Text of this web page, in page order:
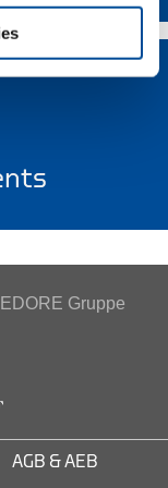
Gruppe
AGB & AEB